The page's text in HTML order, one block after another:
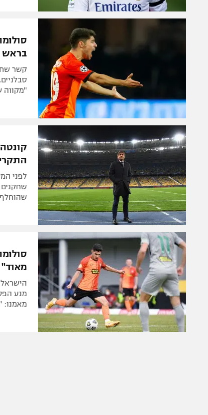
בראש
"מקווה
לפני
שהוחלף
מאוד"
מאמנו: